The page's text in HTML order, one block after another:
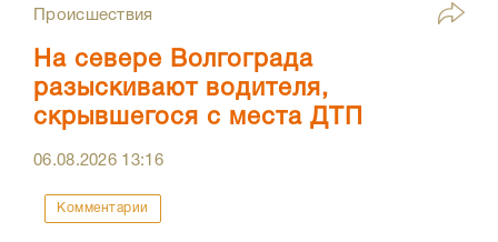
Происшествия
На севере Волгограда
разыскивают водителя,
скрывшегося с места ДТП
06.08.2026 13:16
Комментарии